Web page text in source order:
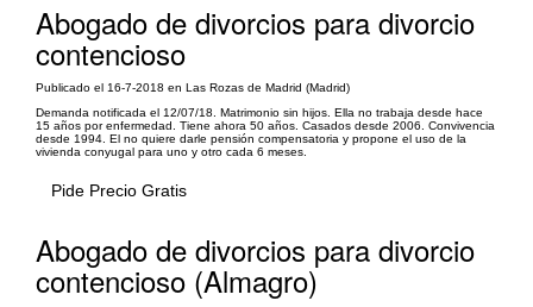
Abogado de divorcios para divorcio
contencioso
Publicado el 16-7-2018 en Las Rozas de Madrid (Madrid)
Demanda notificada el 12/07/18. Matrimonio sin hijos. Ella no trabaja desde hace
15 años por enfermedad. Tiene ahora 50 años. Casados desde 2006. Convivencia
desde 1994. El no quiere darle pensión compensatoria y propone el uso de la
vivienda conyugal para uno y otro cada 6 meses.
Pide Precio Gratis
Abogado de divorcios para divorcio
contencioso (Almagro)